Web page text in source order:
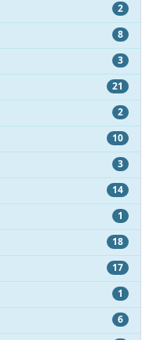
2
8
3
21
2
10
3
14
1
18
17
1
6